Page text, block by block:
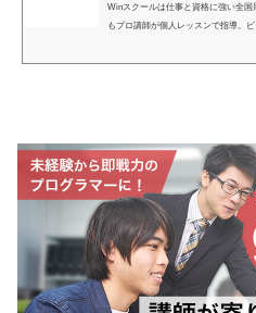
Winスクールは仕事と資格に強い全
もプロ講師が個人レッスンで指導。